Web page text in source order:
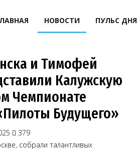
НОВОСТИ ПУЛЬС ДНЯ
и Тимофей
Калужскую
Чемпионате
Будущего»
379
собрали талантливых